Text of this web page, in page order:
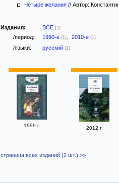
Четыре желания // Автор:
Издания: ВСЕ (2)
/период: 1990-е (1) 2010-е (1)
/языки: русский (2)
1999 г. 2012 г.
страница всех изданий (2 шт.) >>